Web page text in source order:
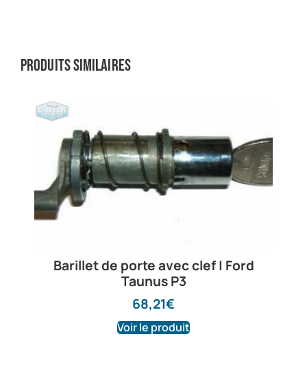
Produits similaires
Barillet de porte avec clef | Ford
Taunus P3
68,21€
Voir le produit